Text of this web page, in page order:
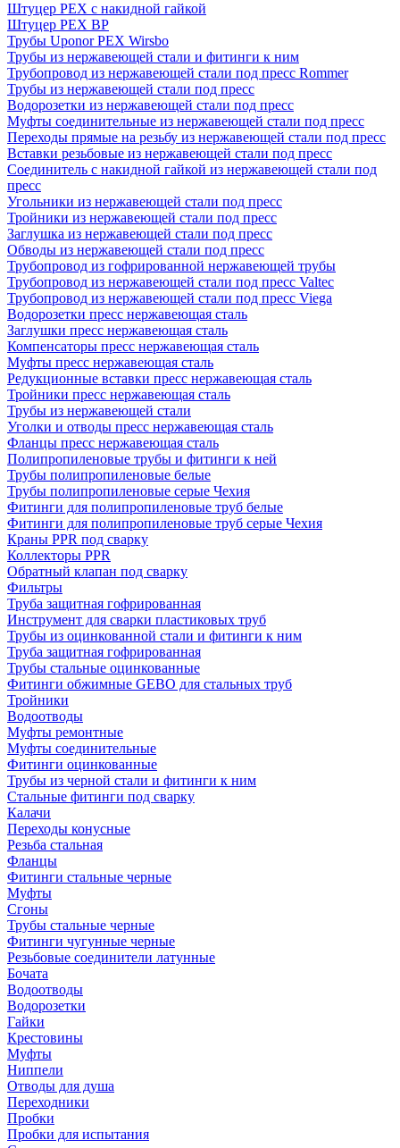
Штуцер PEX c накидной гайкой
Штуцер PEX ВР
Трубы Uponor PEX Wirsbo
Трубы из нержавеющей стали и фитинги к ним
Трубопровод из нержавеющей стали под пресс Rommer
Трубы из нержавеющей стали под пресс
Водорозетки из нержавеющей стали под пресс
Муфты соединительные из нержавеющей стали под пресс
Переходы прямые на резьбу из нержавеющей стали под пресс
Вставки резьбовые из нержавеющей стали под пресс
Соединитель с накидной гайкой из нержавеющей стали под
пресс
Угольники из нержавеющей стали под пресс
Тройники из нержавеющей стали под пресс
Заглушка из нержавеющей стали под пресс
Обводы из нержавеющей стали под пресс
Трубопровод из гофрированной нержавеющей трубы
Трубопровод из нержавеющей стали под пресс Valtec
Трубопровод из нержавеющей стали под пресс Viega
Водорозетки пресс нержавеющая сталь
Заглушки пресс нержавеющая сталь
Компенсаторы пресс нержавеющая сталь
Муфты пресс нержавеющая сталь
Редукционные вставки пресс нержавеющая сталь
Тройники пресс нержавеющая сталь
Трубы из нержавеющей стали
Уголки и отводы пресс нержавеющая сталь
Фланцы пресс нержавеющая сталь
Полипропиленовые трубы и фитинги к ней
Трубы полипропиленовые белые
Трубы полипропиленовые серые Чехия
Фитинги для полипропиленовые труб белые
Фитинги для полипропиленовые труб серые Чехия
Краны PPR под сварку
Коллекторы PPR
Обратный клапан под сварку
Фильтры
Труба защитная гофрированная
Инструмент для сварки пластиковых труб
Трубы из оцинкованной стали и фитинги к ним
Труба защитная гофрированная
Трубы стальные оцинкованные
Фитинги обжимные GEBO для стальных труб
Тройники
Водоотводы
Муфты ремонтные
Муфты соединительные
Фитинги оцинкованные
Трубы из черной стали и фитинги к ним
Стальные фитинги под сварку
Калачи
Переходы конусные
Резьба стальная
Фланцы
Фитинги стальные черные
Муфты
Сгоны
Трубы стальные черные
Фитинги чугунные черные
Резьбовые соединители латунные
Бочата
Водоотводы
Водорозетки
Гайки
Крестовины
Муфты
Ниппели
Отводы для душа
Переходники
Пробки
Пробки для испытания